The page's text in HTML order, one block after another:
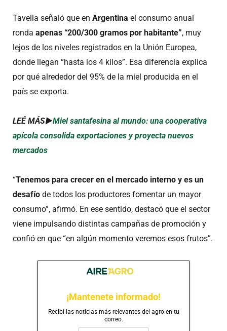
Tavella señaló que en Argentina el consumo anual
ronda apenas “200/300 gramos por habitante”, muy
lejos de los niveles registrados en la Unión Europea,
donde llegan “hasta los 4 kilos”. Esa diferencia explica
por qué alrededor del 95% de la miel producida en el
país se exporta.
LEÉ MÁS►Miel santafesina al mundo: una cooperativa
apícola consolida exportaciones y proyecta nuevos
mercados
“Tenemos para crecer en el mercado interno y es un
desafío de todos los productores fomentar un mayor
consumo”, afirmó. En ese sentido, destacó que el sector
viene impulsando distintas campañas de promoción y
confió en que “en algún momento veremos esos frutos”.
¡Mantenete informado!
Recibí las noticias más relevantes del agro en tu
correo.